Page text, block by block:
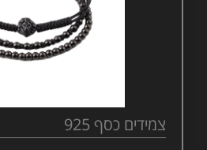
צמידים כסף 925